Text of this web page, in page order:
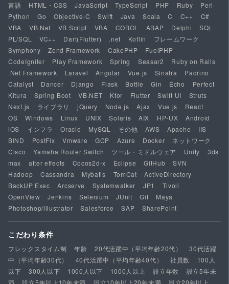
言語 HTML・CSS JavaScript TypeScript PHP Ruby
Perl
Python
Go Objective-C Swift Java Scala C C++
C#
VBA
VB.Net VB Script VBA COBOL ABAP Delphi
SQL
PL/SQL
VC++ Dart(Flutter) .net Kotlin
フレームワーク
Symphony
Zend Framework CakePHP
FuelPHP
CodeIgniter
Play Framework Spring Seasar2
Ruby on Rails
.Net Framework
Laravel Angular Vue.js Sinatra
Padrino
Catalyst
Dancer Django Flask Bottle Gin Echo
Perfect
Kitura
Spring Boot VB.NET Ktor Flutter Swift UI
Struts
Next.js
ライブラリ jQuery Node.js Ajax Vue.js
React
OS
Windows Linux UNIX Solaris AIX HP-UX
Android
iOS
インフラ Oracle MySQL その他 AWS Apache
IIS
BIND
PostFix Vmware GCP Azure Docker
ネットワーク
Cisco
Yamaha Router Switch ツール・ミドルウェア Unity
3ds
max
after effects Cocos2d-x Eclipse GitHub
SVN
Hadoop
Cassandra Mybatis TomCat
ActiveDirectory
BackUP Exec
Arcserve Systemwalker JP1
Tivoli
OpenView
Jenkins Selenium JUnit Git
Maya
Photoshop/illustrator
Salesforce SAP SharePoint
こだわり条件
フレックスタイム制 年齢 20代活躍中（平均年齢20代）
30代活躍
中（平均年齢30代）
40代活躍中（平均年齢40代） 社員数
100人
以下
300人以下 1000人以下 1000人以上 設立年数
設立5年未